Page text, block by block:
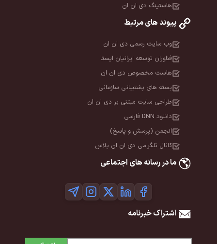
هاستینگ دی ان ان
پیوند های مرتبط
وب سایت رسمی دی ان ان
فناوران توسعه ایرانیان ایستا
هاست مخصوص دی ان ان
بسته های پشتیبانی سازمانی
طراحی سایت مبتنی بر دی ان ان
دانلود DNN فارسی
انجمن (پرسش و پاسخ)
کانال تلگرامی دی ان ان پلاس
ما در رسانه های اجتماعی
اشتراک خبرنامه